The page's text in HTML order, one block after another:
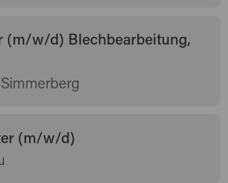
(m/w/d) Blechbearbeitung,
(m/w/d)